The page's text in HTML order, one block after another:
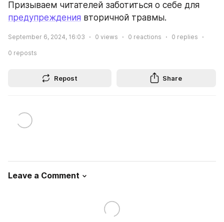
предупреждения вторичной травмы.
September 6, 2024, 16:03 0 views 0 reactions 0 replies
0 reposts
Repost Share
Leave a Comment